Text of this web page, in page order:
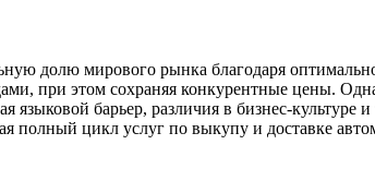
долю мирового рынка благодаря
при этом сохраняя конкурентные цены.
барьер, различия в бизнес-культуре
полный цикл услуг по выкупу и доставке